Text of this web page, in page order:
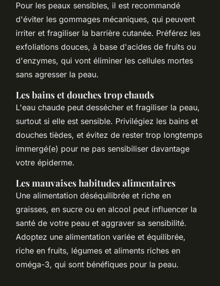
Pour les peaux sensibles, il est recommandé
d'éviter les gommages mécaniques, qui peuvent
irriter et fragiliser la barrière cutanée. Préférez les
exfoliations douces, à base d'acides de fruits ou
d'enzymes, qui vont éliminer les cellules mortes
sans agresser la peau.
Les bains et douches trop chauds
L'eau chaude peut dessécher et fragiliser la peau,
surtout si elle est sensible. Privilégiez les bains et
douches tièdes, et évitez de rester trop longtemps
immergé(e) pour ne pas sensibiliser davantage
votre épiderme.
Les mauvaises habitudes alimentaires
Une alimentation déséquilibrée et riche en
graisses, en sucre ou en alcool peut influencer la
santé de votre peau et aggraver sa sensibilité.
Adoptez une alimentation variée et équilibrée,
riche en fruits, légumes et aliments riches en
oméga-3, qui sont bénéfiques pour la peau.